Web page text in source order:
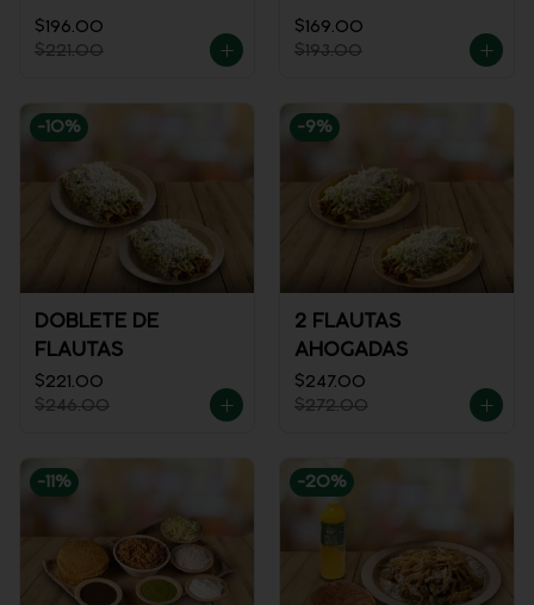
$196.00
$221.00
$169.00
$193.00
-10%
DOBLETE DE
FLAUTAS
$221.00
$246.00
-9%
2 FLAUTAS
AHOGADAS
$247.00
$272.00
-11 % -20%